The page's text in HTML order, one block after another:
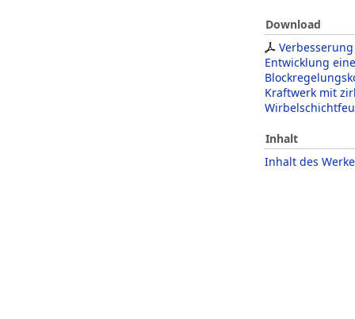
Download
Entwicklung
Kraftwerk mit
Inhalt
Inhalt des